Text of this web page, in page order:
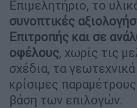
Επιμελητήριο, το
συνοπτικές
Επιτροπής και σε
οφέλους, χωρίς τις
σχέδια, τα
κρίσιμες
βάση των επιλογών.